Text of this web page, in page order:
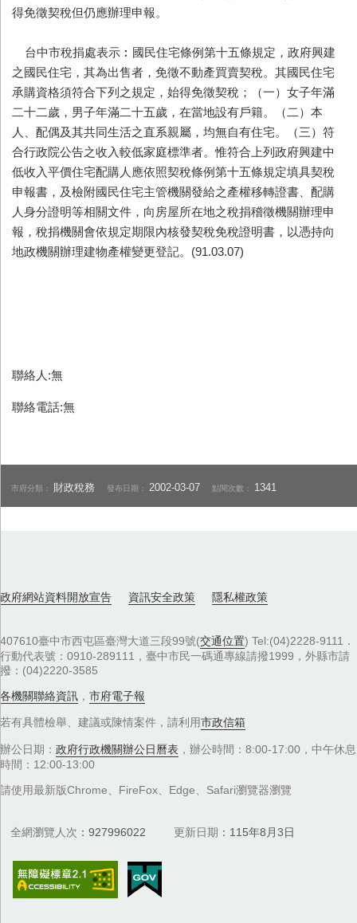
得免徵契稅但仍應辦理申報。
台中市稅捐處表示︰國民住宅條例第十五條規定，政府興建
之國民住宅，其為出售者，免徵不動產買賣契稅。其國民住宅
承購資格須符合下列之規定，始得免徵契稅；（一）女子年滿
二十二歲，男子年滿二十五歲，在當地設有戶籍。（二）本
人、配偶及其共同生活之直系親屬，均無自有住宅。（三）符
合行政院公告之收入較低家庭標準者。惟符合上列政府興建中
低收入平價住宅配購人應依照契稅條例第十五條規定填具契稅
申報書，及檢附國民住宅主管機關發給之產權移轉證書、配購
人身分證明等相關文件，向房屋所在地之稅捐稽徵機關辦理申
報，稅捐機關會依規定期限內核發契稅免稅證明書，以憑持向
地政機關辦理建物產權變更登記。(91.03.07)
聯絡人:無
聯絡電話:無
市府分類： 財政稅務 發布日期： 2002-03-07 點閱次數： 1341
政府網站資料開放宣告 資訊安全政策 隱私權政策
407610臺中市西屯區臺灣大道三段99號(交通位置) Tel:(04)2228-9111．
行動代表號：0910-289111，臺中市民一碼通專線請撥1999，外縣市請
撥：(04)2220-3585
各機關聯絡資訊 ， 市府電子報
若有具體檢舉、建議或陳情案件，請利用市政信箱
辦公日期： 政府行政機關辦公日曆表 ，辦公時間：8:00-17:00，中午休息
時間：12:00-13:00
請使用最新版Chrome、FireFox、Edge、Safari瀏覽器瀏覽
全網瀏覽人次 927996022 更新日期 115年8月3日